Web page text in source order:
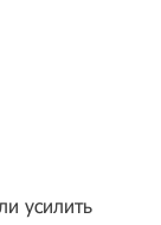
усилить